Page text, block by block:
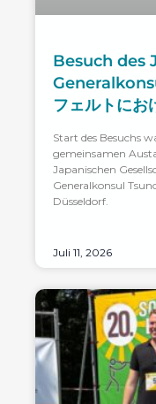
Besuch des
フェルトにお
Start des Besuchs
gemeinsamen
Japanischen
Generalkonsul
Düsseldorf.
Juli 11, 2026